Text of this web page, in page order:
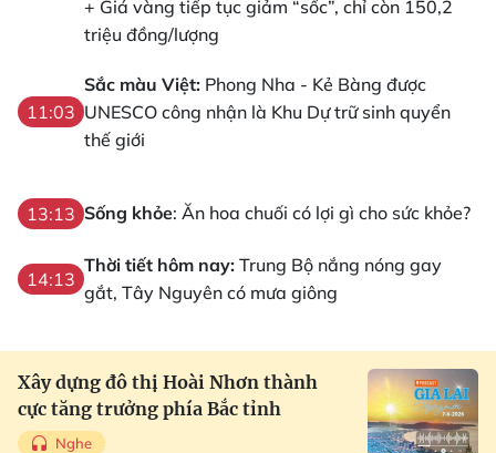
+ Giá vàng tiếp tục giảm “sốc”, chỉ còn 150,2
triệu đồng/lượng
11:03
Sắc màu Việt: Phong Nha - Kẻ Bàng được
UNESCO công nhận là Khu Dự trữ sinh quyển
thế giới
13:13 Sống khỏe: Ăn hoa chuối có lợi gì cho sức khỏe?
14:13
Thời tiết hôm nay: Trung Bộ nắng nóng gay
gắt, Tây Nguyên có mưa giông
Xây dựng đô thị Hoài Nhơn thành
cực tăng trưởng phía Bắc tỉnh
Nghe